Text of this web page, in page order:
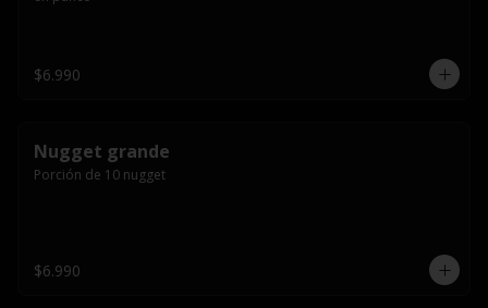
$6.990
Nugget grande
Porción de 10 nugget
$6.990